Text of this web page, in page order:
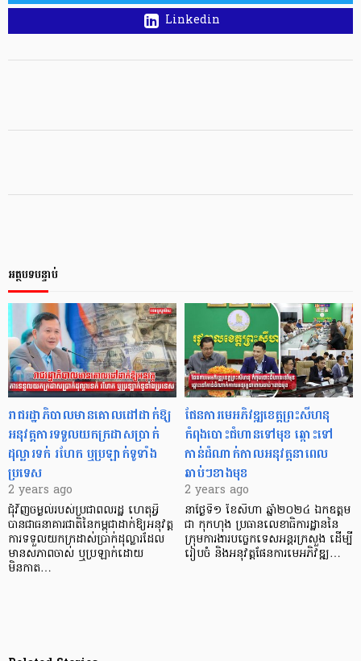
Linkedin
អត្ថបទបន្ទាប់
រាជរដ្ឋាភិបាលមានគោលដៅដាក់ឱ្យ
អនុវត្តការទទួលយកក្រដាសប្រាក់
ដុល្លារទក់ រហែក ឬប្រឡាក់ទូទាំង
ប្រទេស
2 years ago
ជុំវិញចម្ងល់របស់ប្រជាពលរដ្ឋ ហេតុអ្វី
បានជាធនាគារជាតិនៃកម្ពុជាដាក់ឱ្យអនុវត្ត
ការទទួលយកក្រដាស់ប្រាក់ដុល្លារដែល
មានសភាពចាស់ ឬប្រឡាក់ដោយ
មិនកាត…
ផែនការមេអភិវឌ្ឍខេត្តព្រះសីហនុ
កំពុងបោះជំហានទៅមុខ ឆ្ពោះទៅ
កាន់ដំណាក់កាលអនុវត្តនាពេល
ឆាប់ៗខាងមុខ
2 years ago
នាថ្ងៃទី១ ខែសីហា ឆ្នាំ២០២៤ ឯកឧត្តម
ជា កុកហុង ប្រធានលេខាធិការដ្ឋាននៃ
ក្រុមការងារបចេ្ចកទេសអន្តរក្រសួង ដើម្បី
រៀបចំ និងអនុវត្តផែនការមេអភិវឌ្ឍ…